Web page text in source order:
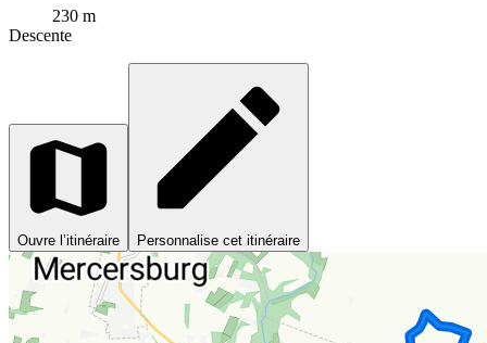
230 m
Descente
Ouvre l’itinéraire Personnalise cet itinéraire